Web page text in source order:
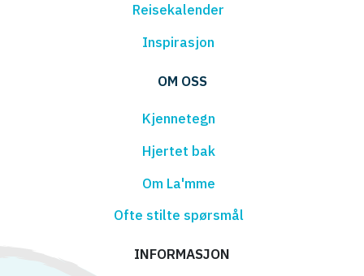
Reisekalender
Inspirasjon
OM OSS
Kjennetegn
Hjertet bak
Om La'mme
Ofte stilte spørsmål
INFORMASJON